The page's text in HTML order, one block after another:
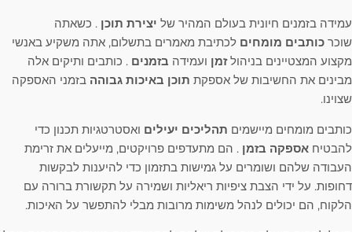
עמידה בזמנים חיונית בעולם המהיר של יצירת תוכן . כשאתה
שוכר כותבים מומחים לכתיבת מאמרים בתשלום, אתה משקיע באנשי
מקצוע המצטיינים בניהולזמן ועמידה בזמנים . כותבים ותיקים אלה
מבינים את החשיבות של אספקת תוכן באיכות גבוהה בזמני האספקה ​​
שצוינו.
כותבים מומחים מיישמים תהליכים יעילים ואסטרטגיות תכנון כדי
להבטיח אספקה ​​בזמן . הם מתעדפים פרויקטים, מייעלים את זרימת
העבודה שלהם ושומרים על גמישות בתזמון כדי להיענות לבקשות
דחופות. על ידי הצבת ציפיות ריאליות ושמירה על תקשורת ברורה עם
הלקוח, הם יכולים לנהל משימות מרובות מבלי להתפשר על האיכות.